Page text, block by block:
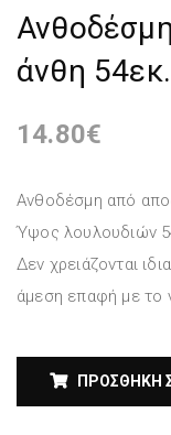
άνθη 54εκ.
14.80€
Ανθοδέσμη από
Ύψος λουλουδιών
Δεν χρειάζονται
άμεση επαφή με το
ΠΡΟΣΘΉΚΗ